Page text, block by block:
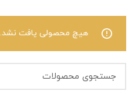
هیچ محصولی یافت نشد.